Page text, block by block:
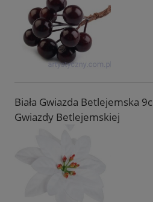
Biała Gwiazda Betlejemska
Gwiazdy Betlejemskiej